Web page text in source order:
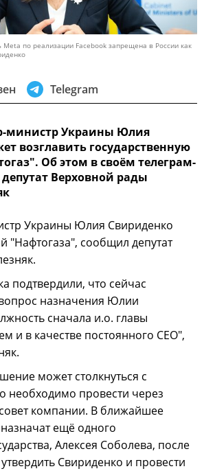
по реализации Facebook запрещена в России как
Telegram
министр Украины Юлия
возглавить государственную
Об этом в своём телеграм-
Верховной рады
Украины Юлия Свириденко
"Нафтогаза", сообщил депутат
подтвердили, что сейчас
назначения Юлии
сначала и.о. главы
и в качестве постоянного CEO",
может столкнуться с
необходимо провести через
компании. В ближайшее
ещё одного
Алексея Соболева, после
Свириденко и провести